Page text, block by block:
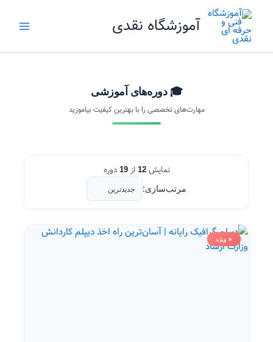
آموزشگاه نقدی
🎓 دوره‌های آموزشی
مهارت‌های تخصصی را با بهترین کیفیت بیاموزید
نمایش12 از19 دوره
مرتب‌سازی:
⭐ ویژه